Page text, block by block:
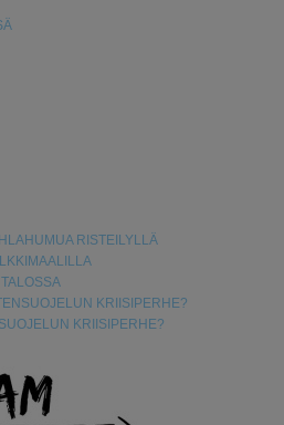
RISTEILYLLÄ
KRIISIPERHE?
KRIISIPERHE?